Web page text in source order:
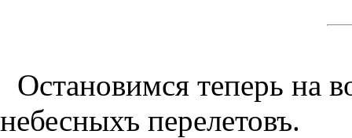
Остановимся теперь на
небесныхъ перелетовъ.